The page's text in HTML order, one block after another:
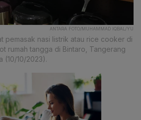
ANTARA FOTO/MUHAMMAD IQBAL/YU
pemasak nasi listrik atau rice cooker di
rumah tangga di Bintaro, Tangerang
(10/10/2023).